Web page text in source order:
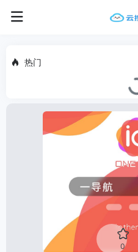
热门
0